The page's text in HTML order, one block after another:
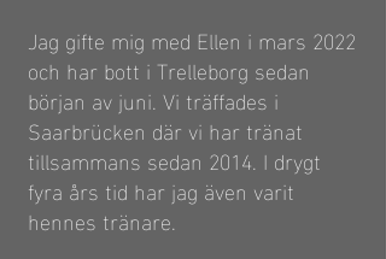
Jag gifte mig med Ellen i mars 2022
och har bott i Trelleborg sedan
början av juni. Vi träffades i
Saarbrücken där vi har tränat
tillsammans sedan 2014. I drygt
fyra års tid har jag även varit
hennes tränare.